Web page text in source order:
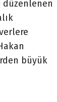
düzenlenen
büyük